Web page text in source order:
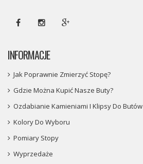
INFORMACJE
Jak Poprawnie Zmierzyć Stopę?
Gdzie Można Kupić Nasze Buty?
Ozdabianie Kamieniami I Klipsy Do Butów
Kolory Do Wyboru
Pomiary Stopy
Wyprzedaże